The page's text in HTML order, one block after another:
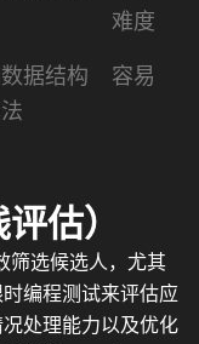
难度
据结构
容易
估）
筛选候选人，尤其
编程测试来评估应
处理能力以及优化